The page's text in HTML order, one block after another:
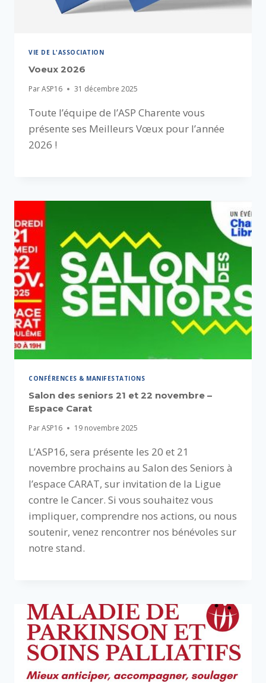
VIE DE L'ASSOCIATION
Voeux 2026
ParASP16 31 décembre 2025
Toute l’équipe de l’ASP Charente vous
présente ses Meilleurs Vœux pour l’année
2026 !
CONFÉRENCES & MANIFESTATIONS
Salon des seniors 21 et 22 novembre –
Espace Carat
ParASP16 19 novembre 2025
L’ASP16, sera présente les 20 et 21
novembre prochains au Salon des Seniors à
l’espace CARAT, sur invitation de la Ligue
contre le Cancer. Si vous souhaitez vous
impliquer, comprendre nos actions, ou nous
soutenir, venez rencontrer nos bénévoles sur
notre stand.